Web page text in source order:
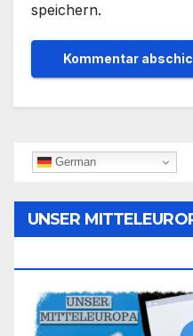
speichern.
German
UNSER